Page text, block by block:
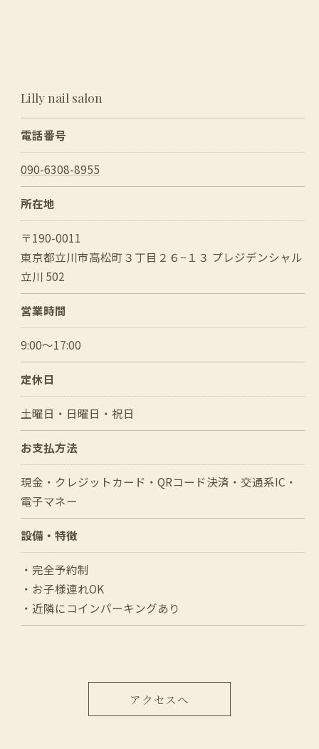
Lilly nail salon
電話番号
090-6308-8955
所在地
〒190-0011
東京都立川市高松町３丁目２６−１３ プレジデンシャル
立川 502
営業時間
9:00～17:00
定休日
土曜日・日曜日・祝日
お支払方法
現金・クレジットカード・QRコード決済・交通系IC・
電子マネー
設備・特徴
・完全予約制
・お子様連れOK
・近隣にコインパーキングあり
アクセスへ